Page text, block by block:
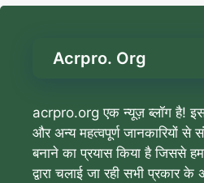
Acrpro. Org
acrpro.org एक न्यूज़ ब्लॉग है!
और अन्य महत्वपूर्ण जानकारियों से
बनाने का प्रयास किया है जिससे
द्वारा चलाई जा रही सभी प्रकार के